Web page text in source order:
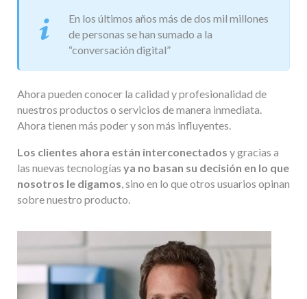
En los últimos años más de dos mil millones
de personas se han sumado a la
“conversación digital”
Ahora pueden conocer la calidad y profesionalidad de
nuestros productos o servicios de manera inmediata.
Ahora tienen más poder y son más influyentes.
Los clientes ahora están interconectados y gracias a
las nuevas tecnologías ya no basan su decisión en lo que
nosotros le digamos, sino en lo que otros usuarios opinan
sobre nuestro producto.